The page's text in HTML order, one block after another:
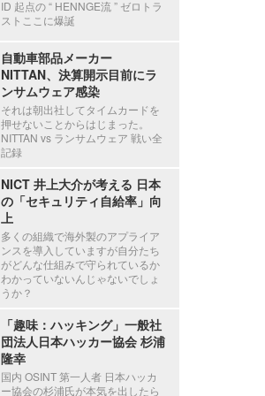
ID 起点の “ HENNGE流 ” ゼロトラ
ストここに爆誕
自動車部品メーカー
NITTAN、決算開示目前にラ
ンサムウェア感染
それは朝出社してタイムカードを
押せないことからはじまった。
NITTAN vs ランサムウェア 戦い全
記録
NICT 井上大介が考える 日本
の「セキュリティ自給率」向
上
多くの組織で海外製のアプライア
ンスを導入していますが自分たち
がどんな仕組みで守られているか
わかっていないんじゃないでしょ
うか？
「趣味：ハッキング」一般社
団法人日本ハッカー協会 杉浦
隆幸
国内 OSINT 第一人者 日本ハッカ
ー協会の杉浦氏が本気を出したら